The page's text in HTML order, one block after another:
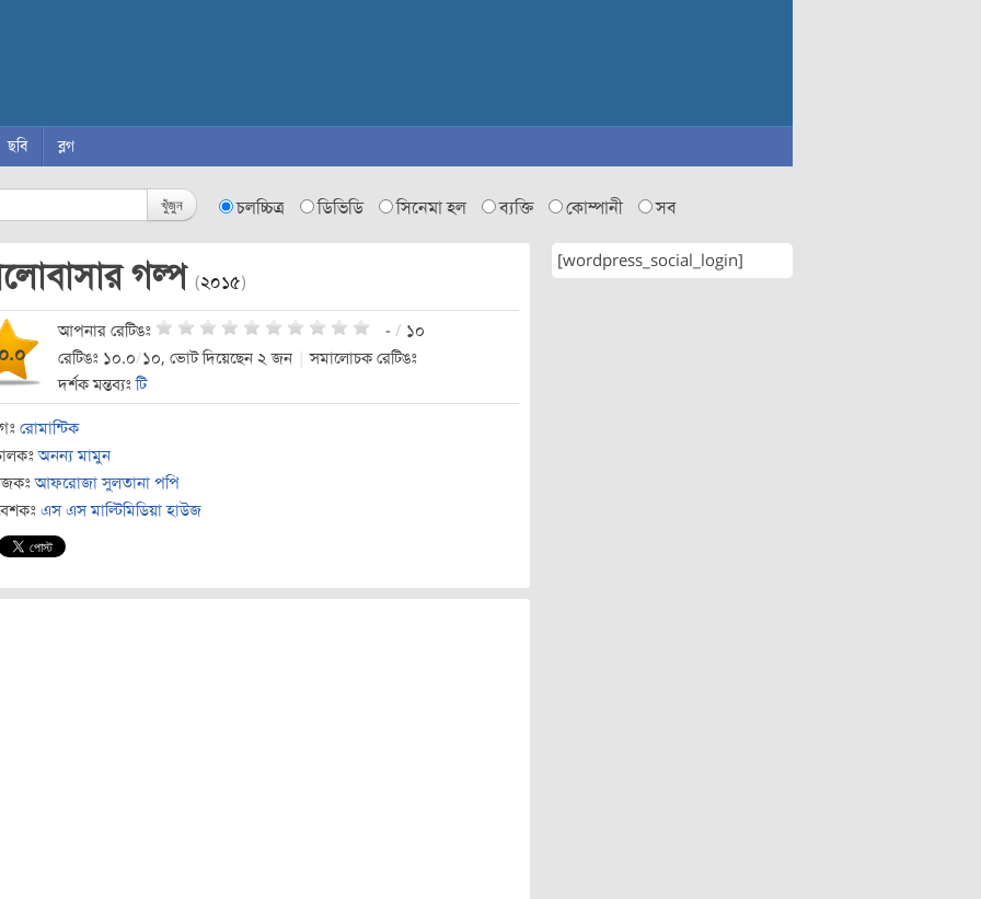
ছবি ব্লগ
খুঁজুন চলচ্চিত্র ডিভিডি সিনেমা হল ব্যক্তি কোম্পানী সব
গল্প (২০১৫)
আপনার রেটিঙঃ - / ১০
রেটিঙঃ ১০.০/১০, ভোট দিয়েছেন ২ জন
সমালোচক রেটিঙঃ
দর্শক মন্তব্যঃটি
রোমান্টিক
অনন্য মামুন
আফরোজা সুলতানা পপি
এস এস মাল্টিমিডিয়া হাউজ
[wordpress_social_login]